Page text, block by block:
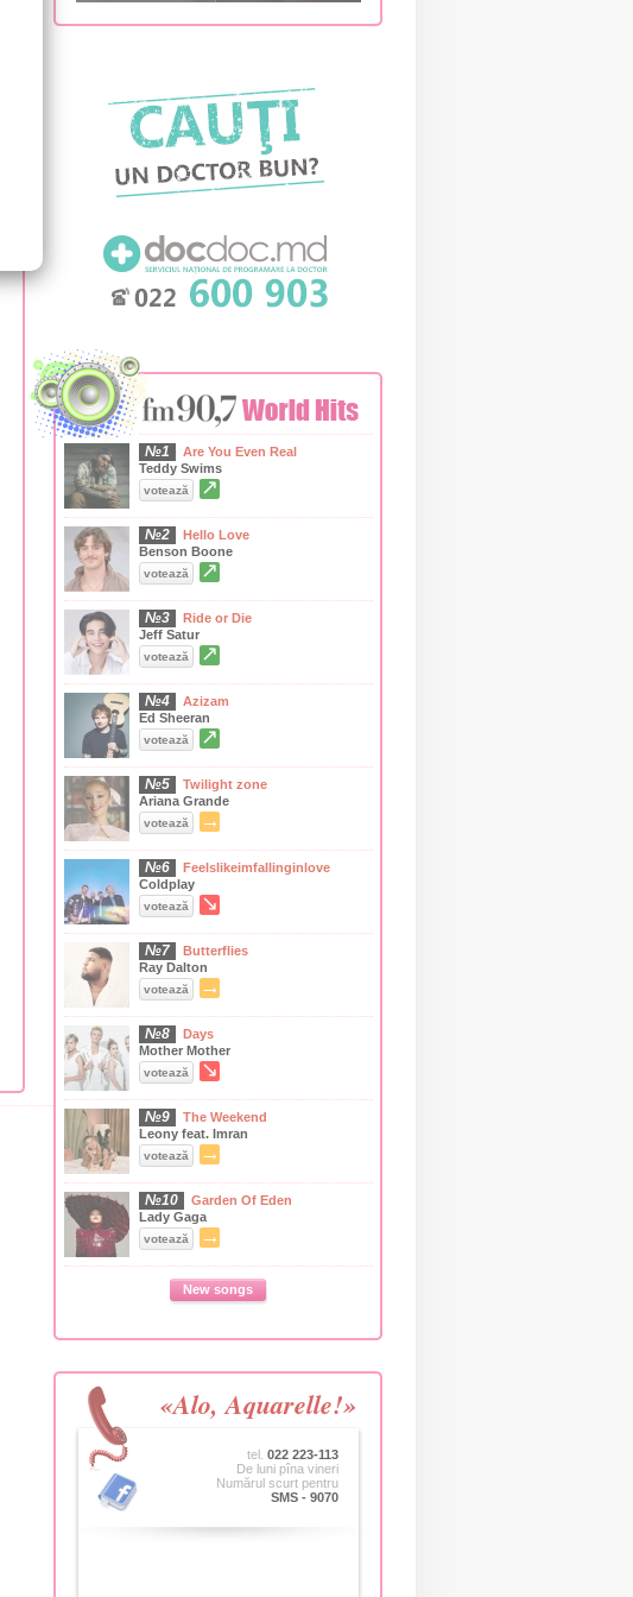
№1
Are You Even Real
Teddy Swims
votează ↗
№2
Hello Love
Benson Boone
votează ↗
№3
Ride or Die
Jeff Satur
votează ↗
№4
Azizam
Ed Sheeran
votează ↗
№5
Twilight zone
Ariana Grande
votează →
№6
Feelslikeimfallinginlove
Coldplay
votează ↘
№7
Butterflies
Ray Dalton
votează →
№8
Days
Mother Mother
votează ↘
№9
The Weekend
Leony feat. Imran
votează →
№10
Garden Of Eden
Lady Gaga
votează →
New songs
«Alo, Aquarelle!»
tel. 022 223-113
De luni pîna vineri
Numărul scurt pentru
SMS - 9070